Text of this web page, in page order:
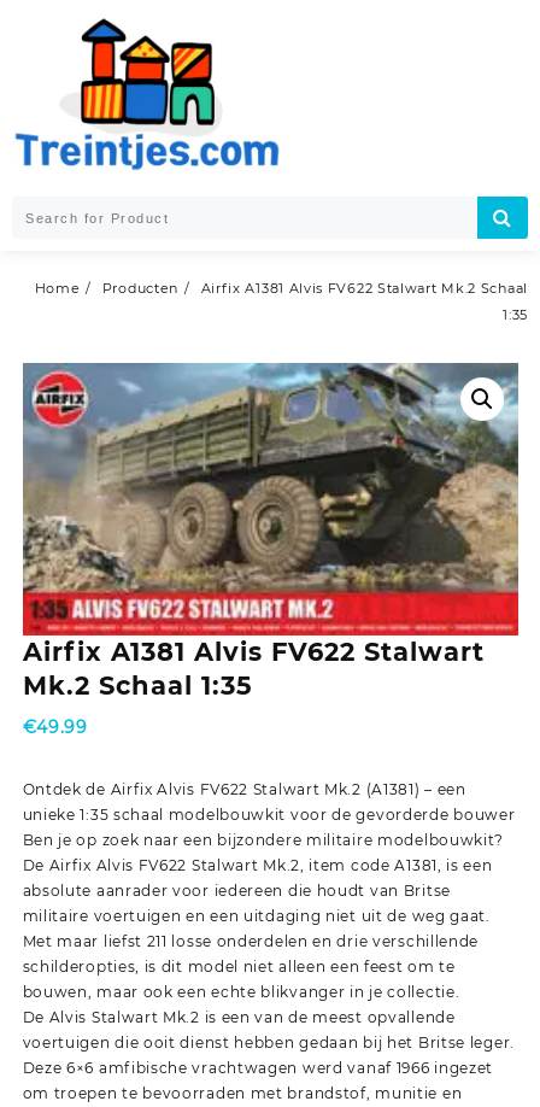
Home Producten
Airfix A1381 Alvis FV622 Stalwart Mk.2 Schaal
1:35
Airfix A1381 Alvis FV622 Stalwart
Mk.2 Schaal 1:35
€49.99
Ontdek de Airfix Alvis FV622 Stalwart Mk.2 (A1381) – een
unieke 1:35 schaal modelbouwkit voor de gevorderde bouwer
Ben je op zoek naar een bijzondere militaire modelbouwkit?
De Airfix Alvis FV622 Stalwart Mk.2, item code A1381, is een
absolute aanrader voor iedereen die houdt van Britse
militaire voertuigen en een uitdaging niet uit de weg gaat.
Met maar liefst 211 losse onderdelen en drie verschillende
schilderopties, is dit model niet alleen een feest om te
bouwen, maar ook een echte blikvanger in je collectie.
De Alvis Stalwart Mk.2 is een van de meest opvallende
voertuigen die ooit dienst hebben gedaan bij het Britse leger.
Deze 6×6 amfibische vrachtwagen werd vanaf 1966 ingezet
om troepen te bevoorraden met brandstof, munitie en